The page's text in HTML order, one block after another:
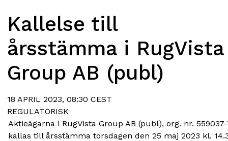
Kallelse till
årsstämma i RugVista
Group AB (publ)
18 APRIL 2023, 08:30 CEST
REGULATORISK
Aktieägarna i RugVista Group AB (publ), org. nr.
kallas till årsstämma torsdagen den 25 maj 2023 kl.